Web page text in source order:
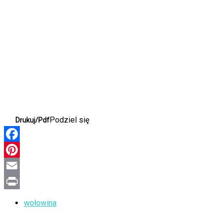
Drukuj/PdfPodziel się
Facebook
Pinterest
Email
wołowina